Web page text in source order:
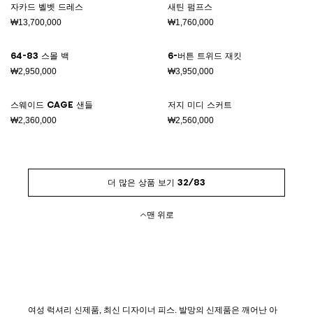
자카드 벨벳 드레스
₩13,700,000
새틴 펌프스
₩1,760,000
64-83 스몰 백
₩2,950,000
6-버튼 트위드 재킷
₩3,950,000
스웨이드 Cage 샌들
₩2,360,000
저지 미디 스커트
₩2,560,000
더 많은 상품 보기 32/83
맨 위로
여성 럭셔리 신제품, 최신 디자이너 피스. 발망의 신제품은 깨어난 아